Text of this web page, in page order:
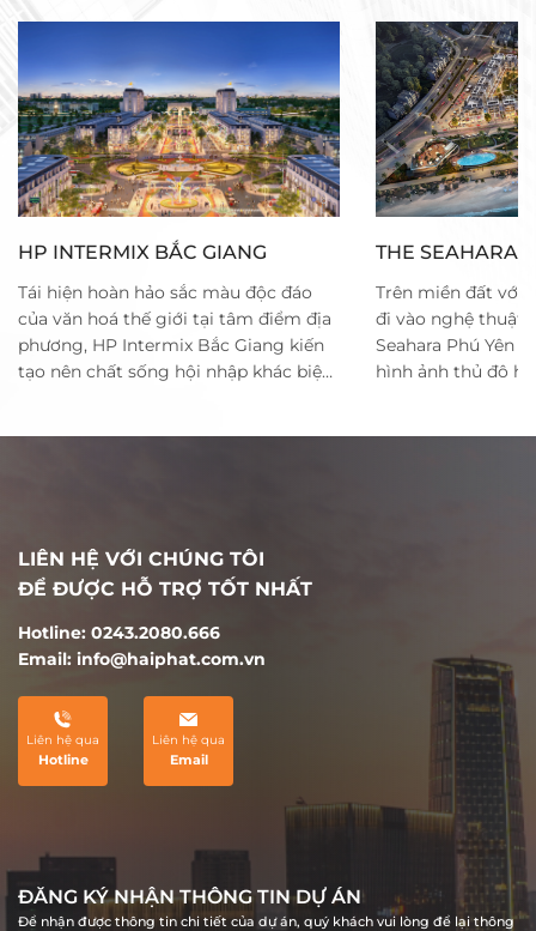
HP INTERMIX BẮC GIANG
Tái hiện hoàn hảo sắc màu độc đáo
của văn hoá thế giới tại tâm điểm địa
phương, HP Intermix Bắc Giang kiến
tạo nên chất sống hội nhập khác biệt
HP Intermix Bắc Giang tôn vinh và
kết nối những đặc trưng trong văn
quyện ấn tượng mang tính biểu
tượng, đón đầu nhịp đập tương lai
THE SEAHARA
Trên miền đất với
đi vào nghệ thuật
Seahara Phú Yên
hình ảnh thủ đô
LIÊN HỆ VỚI CHÚNG TÔI
ĐỂ ĐƯỢC HỖ TRỢ TỐT NHẤT
Hotline: 0243.2080.666
Email: info@haiphat.com.vn
Liên hệ qua
Hotline
Liên hệ qua
Email
ĐĂNG KÝ NHẬN THÔNG TIN DỰ ÁN
Để nhận được thông tin chi tiết của dự án, quý khách vui lòng để lại thông